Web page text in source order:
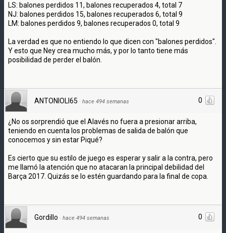
LS: balones perdidos 11, balones recuperados 4, total 7
NJ: balones perdidos 15, balones recuperados 6, total 9
LM: balones perdidos 9, balones recuperados 0, total 9
La verdad es que no entiendo lo que dicen con "balones perdidos".
Y esto que Ney crea mucho más, y por lo tanto tiene más
posibilidad de perder el balón.
0
ANTONIOLI65 · hace 494 semanas
¿No os sorprendió que el Alavés no fuera a presionar arriba,
teniendo en cuenta los problemas de salida de balón que
conocemos y sin estar Piqué?
Es cierto que su estilo de juego es esperar y salir a la contra, pero
me llamó la atención que no atacaran la principal debilidad del
Barça 2017. Quizás se lo estén guardando para la final de copa.
0
Gordillo · hace 494 semanas